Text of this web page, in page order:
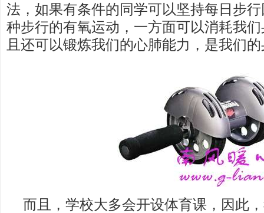
法，如果有条件的同学可以坚持每日步
种步行的有氧运动，一方面可以消耗我
且还可以锻炼我们的心肺能力，是我们
而且，学校大多会开设体育课，因此